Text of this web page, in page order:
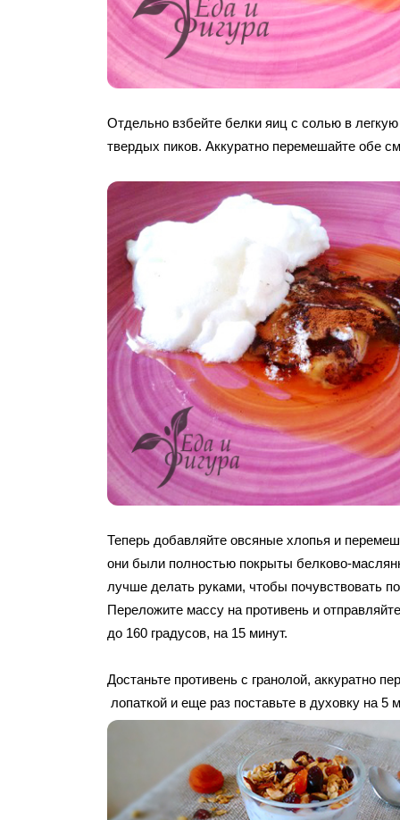
Отдельно взбейте белки яиц с солью в легкую
твердых пиков. Аккуратно перемешайте обе
Теперь добавляйте овсяные хлопья и
они были полностью покрыты белково-
лучше делать руками, чтобы почувствовать
Переложите массу на противень и
до 160 градусов, на 15 минут.
Достаньте противень с гранолой, аккуратно
лопаткой и еще раз поставьте в духовку на 5